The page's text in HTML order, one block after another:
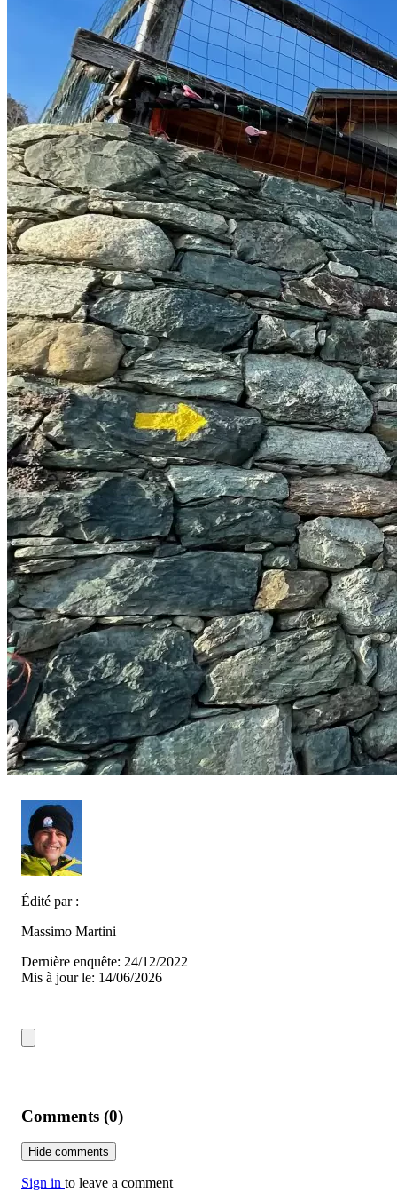
Édité par :
Massimo Martini
Dernière enquête: 24/12/2022
Mis à jour le: 14/06/2026
Comments (0)
Hide comments
Sign in to leave a comment